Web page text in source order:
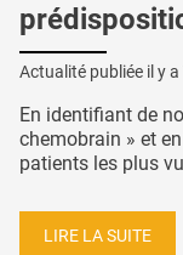
Actualité publiée il y a
En identifiant de
chemobrain » et
patients les plus
LIRE LA SUITE